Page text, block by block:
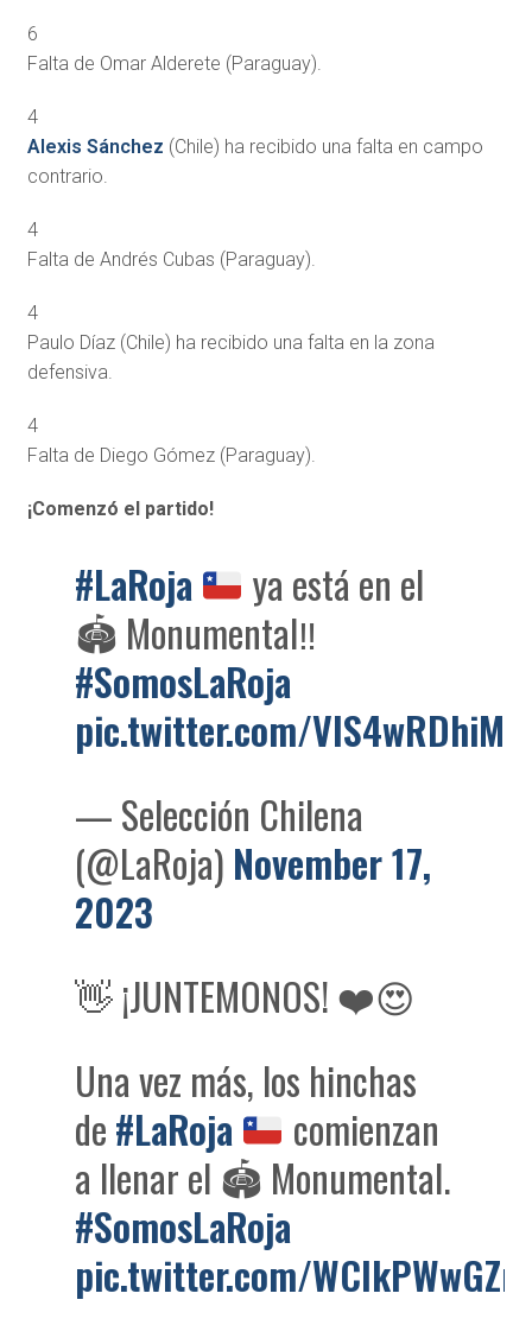
6
Falta de Omar Alderete (Paraguay).
4
Alexis Sánchez (Chile) ha recibido una falta en campo
contrario.
4
Falta de Andrés Cubas (Paraguay).
4
Paulo Díaz (Chile) ha recibido una falta en la zona
defensiva.
4
Falta de Diego Gómez (Paraguay).
¡Comenzó el partido!
#LaRoja
ya está en el
🏟️ Monumental‼️
#SomosLaRoja
pic.twitter.com/VlS4wRDhiM
— Selección Chilena
(@LaRoja) November 17,
2023
👋 ¡JUNTEMONOS! ❤️😍
Una vez más, los hinchas
de#LaRoja
comienzan
a llenar el 🏟️ Monumental.
#SomosLaRoja
pic.twitter.com/WCIkPWwGZm